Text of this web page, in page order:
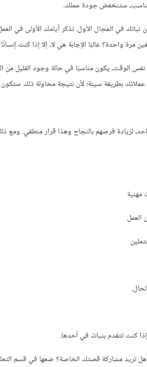
مناسب، ستنخفض جودة عملك.
ثباتك في المجال الأول. تذكر أيامك الأولى في
واحدة؟ غالبًا الإجابة هي لا، إلا إذا كنت إنسانًا
الوقت، يكون مناسبًا في حالة وجود القليل من
بطريقة سيئة؛ لأن نتيجة محاولة ذلك ستكون
لزيادة فرصهم بالنجاح وهذا قرار منطقي.
العمل
كنت تتقدم بثبات في أحدها.
تريد مشاركة قصتك الخاصة؟ ضعها في قسم